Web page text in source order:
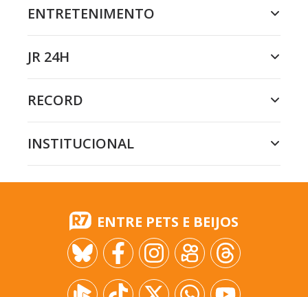
ENTRETENIMENTO
JR 24H
RECORD
INSTITUCIONAL
ENTRE PETS E BEIJOS